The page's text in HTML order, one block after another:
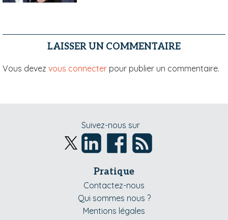
LAISSER UN COMMENTAIRE
Vous devez vous connecter pour publier un commentaire.
Suivez-nous sur
Pratique
Contactez-nous
Qui sommes nous ?
Mentions légales